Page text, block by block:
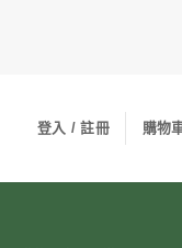
登入 / 註冊 購物